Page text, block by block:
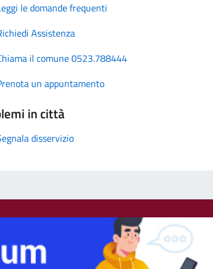
le domande frequenti
Assistenza
il comune 0523.788444
un appuntamento
in città
disservizio